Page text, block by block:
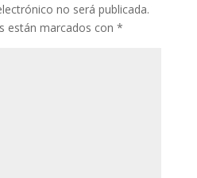
no será publicada.
están marcados con *